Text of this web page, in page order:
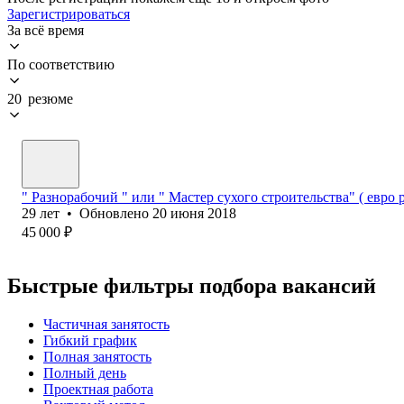
Зарегистрироваться
За всё время
По соответствию
20 резюме
" Разнорабочий " или " Мастер сухого строительства" ( евро
29 лет • Обновлено 20 июня 2018
45 000 ₽
Быстрые фильтры подбора вакансий
Частичная занятость
Гибкий график
Полная занятость
Полный день
Проектная работа